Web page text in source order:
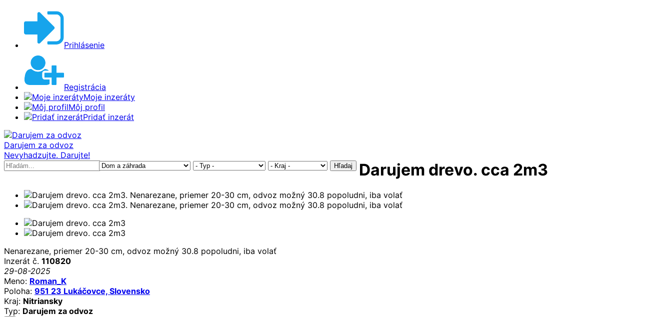
Prihlásenie
Registrácia
Moje inzeráty
Môj profil
Pridať inzerát
Darujem za odvoz
Nevyhadzujte. Darujte!
Hľadaj Darujem drevo. cca 2m3
Nenarezane, priemer 20-30 cm, odvoz možný 30.8 popoludni, iba volať
Inzerát č. 110820
29-08-2025
Meno: Roman_K
Poloha: 951 23 Lukáčovce, Slovensko
Kraj: Nitriansky
Typ: Darujem za odvoz